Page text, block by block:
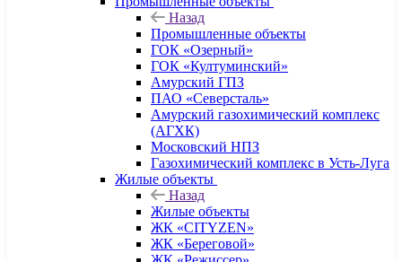
Назад
Промышленные объекты
ГОК «Озерный»
ГОК «Култуминский»
Амурский ГПЗ
ПАО «Северсталь»
Амурский газохимический комплекс
(АГХК)
Московский НПЗ
Газохимический комплекс в Усть-Луга
Жилые объекты
Назад
Жилые объекты
ЖК «CITYZEN»
ЖК «Береговой»